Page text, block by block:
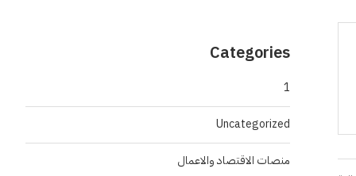
Categories
1
Uncategorized
منصات الاقتصاد والاعمال